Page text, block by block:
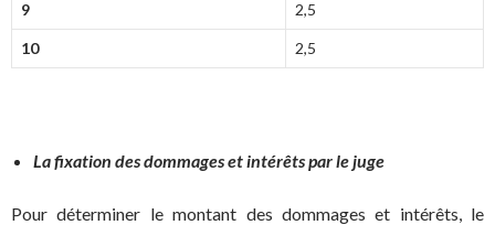
9 2,5
10 2,5
La fixation des dommages et intérêts par le juge
Pour déterminer le montant des dommages et intérêts, le